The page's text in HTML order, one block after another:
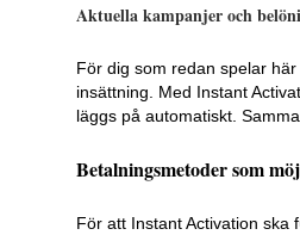
Aktuella kampanjer och
För dig som redan spelar
insättning. Med Instant
läggs på automatiskt.
Betalningsmetoder som
För att Instant Activation ska